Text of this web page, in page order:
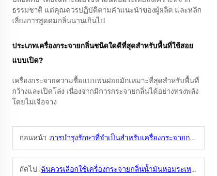
ธรรมชาติ แต่คุณควรปฏิบัติตามคำแนะนำของผู้ผลิต และหลีก
เลี่ยงการสูดดมกลิ่นนานเกินไป
ประเภทเครื่องกระจายกลิ่นชนิดใดดีที่สุดสำหรับพื้นที่ใช้สอย
แบบเปิด?
เครื่องกระจายความชื้อแบบพ่นฝอยมักเหมาะที่สุดสำหรับพื้นที่
กว้างและเปิดโล่ง เนื่องจากมีการกระจายกลิ่นได้อย่างทรงพลัง
โดยไม่เจือจาง
ก่อนหน้า :การบำรุงรักษาที่จำเป็นสำหรับเครื่องกระจายกลิ่นเชิงพาณิชย์มีอะไรบ้าง เพื่อให้สามารถใช้งานได้ยาวนาน
ถัดไป :ฉันควรเลือกใช้เครื่องกระจายกลิ่นน้ำมันหอมระเหยขนาดบ้านเท่าไรสำหรับห้องนั่งเล่นแบบเปิดโล่งเมื่อเทียบกับห้องนอนเล็ก ๆ?